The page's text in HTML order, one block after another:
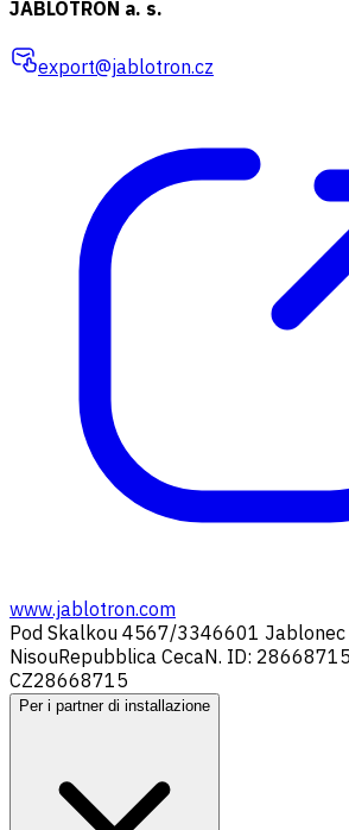
JABLOTRON a. s.
export@jablotron.cz
www.jablotron.com
Pod Skalkou 4567/3346601 Jablonec
NisouRepubblica CecaN. ID: 28668715
CZ28668715
Per i partner di installazione